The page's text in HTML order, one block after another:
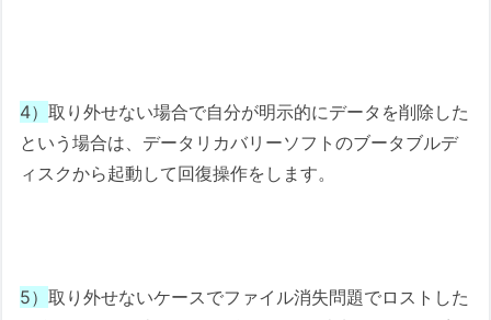
4）取り外せない場合で自分が明示的にデータを削除した
という場合は、データリカバリーソフトのブータブルデ
ィスクから起動して回復操作をします。
5）取り外せないケースでファイル消失問題でロストした